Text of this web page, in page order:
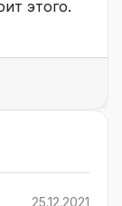
этого.
25.12.2021